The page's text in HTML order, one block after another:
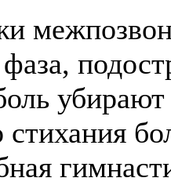
стихания